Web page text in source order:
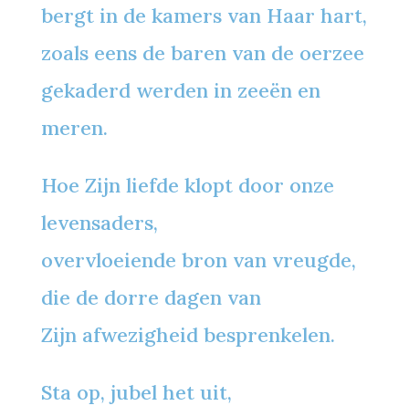
bergt in de kamers van Haar hart,
zoals eens de baren van de oerzee
gekaderd werden in zeeën en
meren.
Hoe Zijn liefde klopt door onze
levensaders,
overvloeiende bron van vreugde,
die de dorre dagen van
Zijn afwezigheid besprenkelen.
Sta op, jubel het uit,